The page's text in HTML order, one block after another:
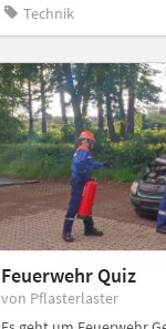
Technik
Feuerwehr Quiz
von Pflasterlaster